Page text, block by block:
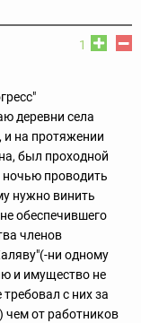
1
деревни села
на протяжении
был проходной
ночью проводить
нужно винить
обеспечившего
членов
ни одному
и имущество не
с них за
чем от работников